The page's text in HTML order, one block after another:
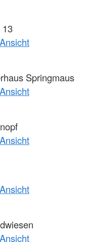
13
Springmaus